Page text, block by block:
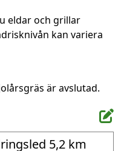
eldar och grillar
kan variera
är avslutad.
5,2 km